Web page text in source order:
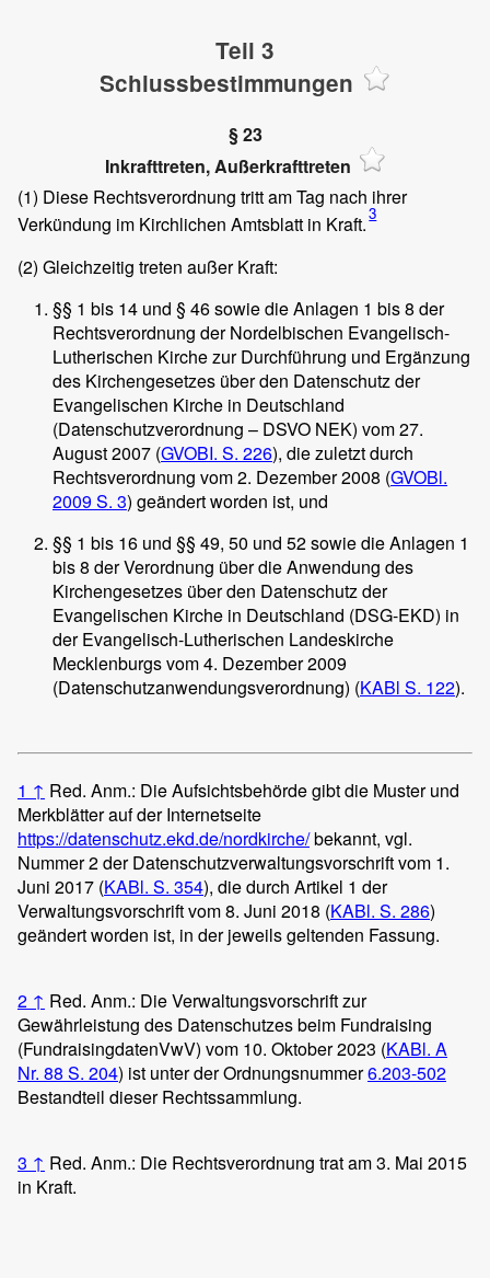
Teil 3
Schlussbestimmungen
§ 23
Inkrafttreten, Außerkrafttreten
(1) Diese Rechtsverordnung tritt am Tag nach ihrer
Verkündung im Kirchlichen Amtsblatt in Kraft.3
(2) Gleichzeitig treten außer Kraft:
§§ 1 bis 14 und § 46 sowie die Anlagen 1 bis 8 der
Rechtsverordnung der Nordelbischen Evangelisch-
Lutherischen Kirche zur Durchführung und Ergänzung
des Kirchengesetzes über den Datenschutz der
Evangelischen Kirche in Deutschland
(Datenschutzverordnung – DSVO NEK) vom 27.
August 2007 (GVOBI. S. 226), die zuletzt durch
Rechtsverordnung vom 2. Dezember 2008 (GVOBl.
2009 S. 3) geändert worden ist, und
§§ 1 bis 16 und §§ 49, 50 und 52 sowie die Anlagen 1
bis 8 der Verordnung über die Anwendung des
Kirchengesetzes über den Datenschutz der
Evangelischen Kirche in Deutschland (DSG-EKD) in
der Evangelisch-Lutherischen Landeskirche
Mecklenburgs vom 4. Dezember 2009
(Datenschutzanwendungsverordnung) (KABl S. 122).
1 ↑ Red. Anm.: Die Aufsichtsbehörde gibt die Muster und
Merkblätter auf der Internetseite
https://datenschutz.ekd.de/nordkirche/bekannt, vgl.
Nummer 2 der Datenschutzverwaltungsvorschrift vom 1.
Juni 2017 (KABl. S. 354), die durch Artikel 1 der
Verwaltungsvorschrift vom 8. Juni 2018 (KABl. S. 286)
geändert worden ist, in der jeweils geltenden Fassung.
2 ↑ Red. Anm.: Die Verwaltungsvorschrift zur
Gewährleistung des Datenschutzes beim Fundraising
(FundraisingdatenVwV) vom 10. Oktober 2023 (KABl. A
Nr. 88 S. 204) ist unter der Ordnungsnummer6.203-502
Bestandteil dieser Rechtssammlung.
3 ↑ Red. Anm.: Die Rechtsverordnung trat am 3. Mai 2015
in Kraft.